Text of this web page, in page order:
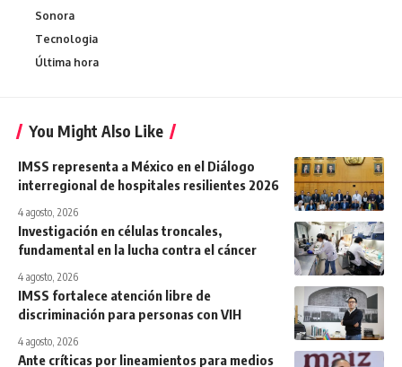
Sonora
Tecnologia
Última hora
You Might Also Like
IMSS representa a México en el Diálogo
interregional de hospitales resilientes 2026
4 agosto, 2026
Investigación en células troncales,
fundamental en la lucha contra el cáncer
4 agosto, 2026
IMSS fortalece atención libre de
discriminación para personas con VIH
4 agosto, 2026
Ante críticas por lineamientos para medios